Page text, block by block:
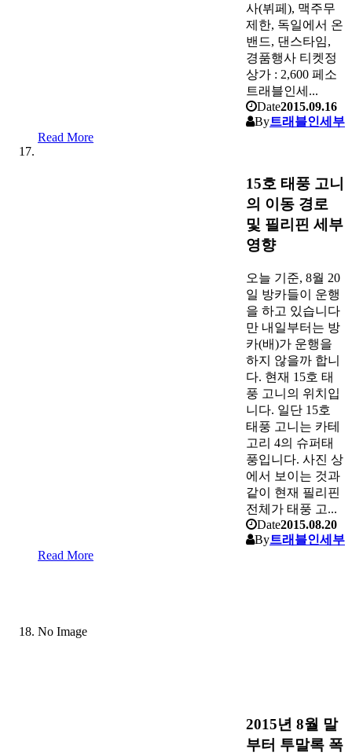
사(뷔페), 맥주무
제한, 독일에서 온
밴드, 댄스타임,
경품행사 티켓정
상가 : 2,600 페소
트래블인세...
Date2015.09.16
By트래블인세부
Read More
15호 태풍 고니
의 이동 경로
및 필리핀 세부
영향
오늘 기준, 8월 20
일 방카들이 운행
을 하고 있습니다
만 내일부터는 방
카(배)가 운행을
하지 않을까 합니
다. 현재 15호 태
풍 고니의 위치입
니다. 일단 15호
태풍 고니는 카테
고리 4의 슈퍼태
풍입니다. 사진 상
에서 보이는 것과
같이 현재 필리핀
전체가 태풍 고...
Date2015.08.20
By트래블인세부
Read More
No Image
2015년 8월 말
부터 투말록 폭